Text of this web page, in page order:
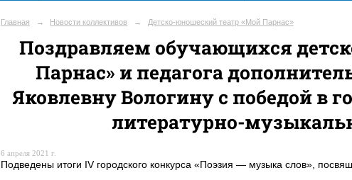
Главная → Новости коллективов → Детско-юношеский театр «Мой Парнас»
Поздравляем обучающихся
Парнас» и педагога
Яковлевну Вологину с победой в
литературно-
6 апреля 2021 г.
Подведены итоги IV городского конкурса «Поэзия — музыка слов»,